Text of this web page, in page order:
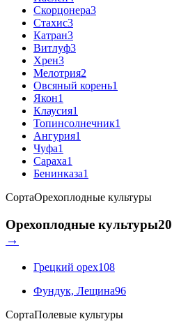
Скорцонера3
Стахис3
Катран3
Витлуф3
Хрен3
Мелотрия2
Овсяный корень1
Якон1
Клаусия1
Топинсолнечник1
Ангурия1
Чуфа1
Сараха1
Бенинказа1
СортаОрехоплодные культуры
Орехоплодные культуры
→
Грецкий орех108
Фундук, Лещина96
СортаПолевые культуры